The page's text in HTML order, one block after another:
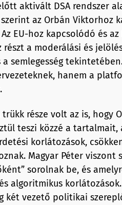
aktivált DSA rendszer
az Orbán Viktorhoz
EU-hoz kapcsolódó és az
a moderálási és
semlegesség
hanem a
része volt az is, hogy
teszi közzé a
korlátozások,
Magyar Péter viszont
sorolnak be, és
algoritmikus
két vezető politikai